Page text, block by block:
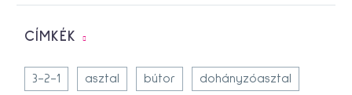
CÍMKÉK
3-2-1 asztal bútor dohányzóasztal